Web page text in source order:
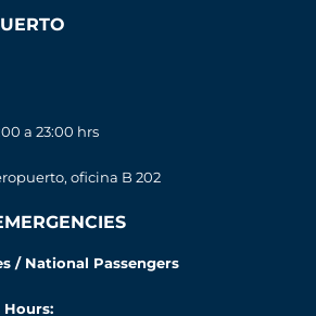
a 23:00 hrs
oficina B 202
/ National Passengers
Hours: